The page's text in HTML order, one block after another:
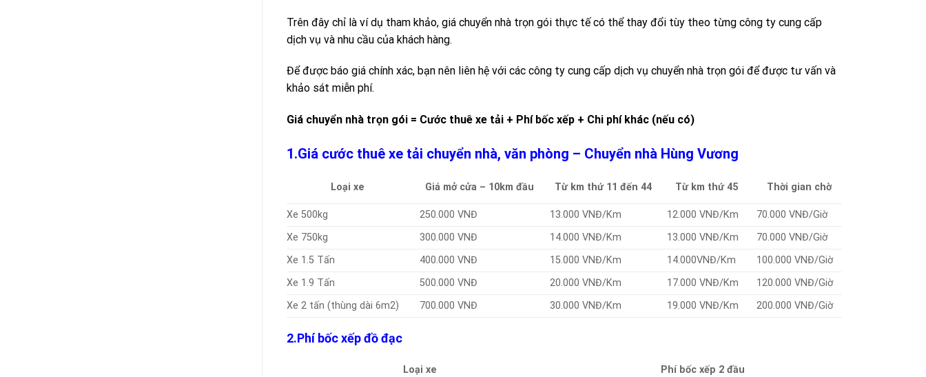
Trên đây chỉ là ví dụ tham khảo, giá chuyển nhà trọn gói thực tế có thể thay đổi tùy theo từng công ty cung cấp
dịch vụ và nhu cầu của khách hàng.
Để được báo giá chính xác, bạn nên liên hệ với các công ty cung cấp dịch vụ chuyển nhà trọn gói để được tư vấn và
khảo sát miễn phí.
Giá chuyển nhà trọn gói = Cước thuê xe tải + Phí bốc xếp + Chi phí khác (nếu có)
1.Giá cước thuê xe tải chuyển nhà, văn phòng – Chuyển nhà Hùng Vương
Loại xe Giá mở cửa – 10km đầu Từ km thứ 11 đến 44 Từ km thứ 45 Thời gian chờ
Xe 500kg 250.000 VNĐ 13.000 VNĐ/Km 12.000 VNĐ/Km
70.000 VNĐ/Giờ
Xe 750kg
300.000 VNĐ 14.000 VNĐ/Km 13.000 VNĐ/Km
70.000 VNĐ/Giờ
Xe 1.5 Tấn
400.000 VNĐ 15.000 VNĐ/Km 14.000VNĐ/Km
100.000 VNĐ/Giờ
Xe 1.9 Tấn
500.000 VNĐ 20.000 VNĐ/Km 17.000 VNĐ/Km
120.000 VNĐ/Giờ
Xe 2 tấn (thùng dài 6m2)
700.000 VNĐ 30.000 VNĐ/Km 19.000 VNĐ/Km 200.000 VNĐ/Giờ
2.Phí bốc xếp đồ đạc
Loại xe Phí bốc xếp 2 đầu